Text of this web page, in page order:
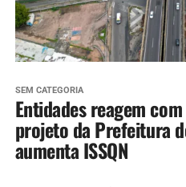
SEM CATEGORIA
Entidades reagem
projeto da Prefeitura
aumenta ISSQN